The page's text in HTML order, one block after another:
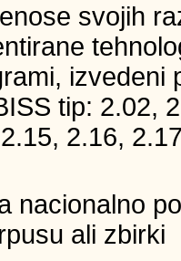
svojih
izvedeni
tip: 2.02,
2.16,
nacionalno
ali zbirki